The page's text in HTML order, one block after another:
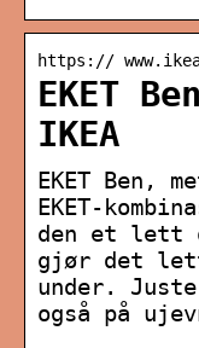
https://
EKET
IKEA
EKET Ben,
EKET-
den et lett
gjør det
under.
også på